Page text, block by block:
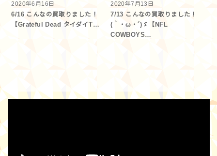
2020年6月16日
6/16 こんなの買取りました！
【Grateful Dead タイダイT…
2020年7月13日
7/13 こんなの買取りました！
(｀・ω・´)ゞ【NFL
COWBOYS…